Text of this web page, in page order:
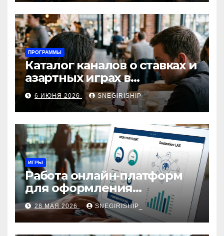
ПРОГРАММЫ
Каталог каналов о ставках и
азартных играх в
мессенджерах
6 ИЮНЯ 2026 SNEGIRISHIP_
ИГРЫ
Работа онлайн‑платформ
для оформления
авиабилетов: алгоритмы,
сборы и безопасность
28 МАЯ 2026 SNEGIRISHIP_